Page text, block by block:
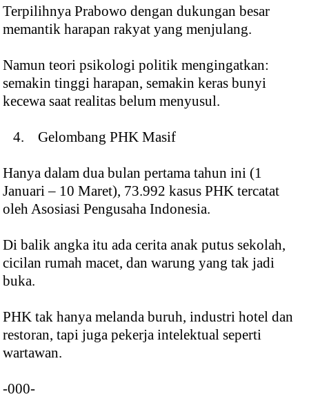
Terpilihnya Prabowo dengan dukungan besar
memantik harapan rakyat yang menjulang.
Namun teori psikologi politik mengingatkan:
semakin tinggi harapan, semakin keras bunyi
kecewa saat realitas belum menyusul.
4. Gelombang PHK Masif
Hanya dalam dua bulan pertama tahun ini (1
Januari – 10 Maret), 73.992 kasus PHK tercatat
oleh Asosiasi Pengusaha Indonesia.
Di balik angka itu ada cerita anak putus sekolah,
cicilan rumah macet, dan warung yang tak jadi
buka.
PHK tak hanya melanda buruh, industri hotel dan
restoran, tapi juga pekerja intelektual seperti
wartawan.
-000-